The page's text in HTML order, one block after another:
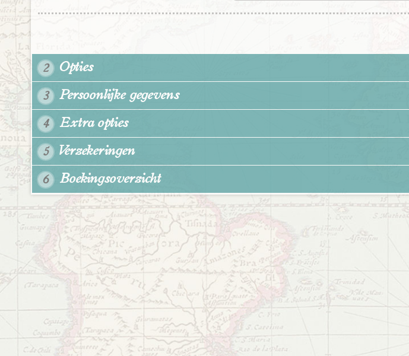
2 Opties
3 Persoonlijke gegevens
4 Extra opties
5 Verzekeringen
6 Boekingsoverzicht